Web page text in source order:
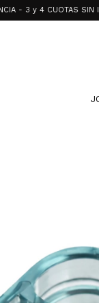
4 CUOTAS SIN